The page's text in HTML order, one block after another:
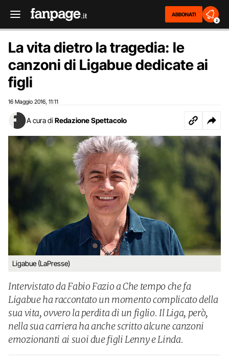
ABBONATI
2
La vita dietro la tragedia: le
canzoni di Ligabue dedicate ai
figli
16 Maggio 2016 11:11
A cura di Redazione Spettacolo
Ligabue (LaPresse)
Intervistato da Fabio Fazio a Che tempo che fa
Ligabue ha raccontato un momento complicato della
sua vita, ovvero la perdita di un figlio. Il Liga, però,
nella sua carriera ha anche scritto alcune canzoni
emozionanti ai suoi due figli Lenny e Linda.